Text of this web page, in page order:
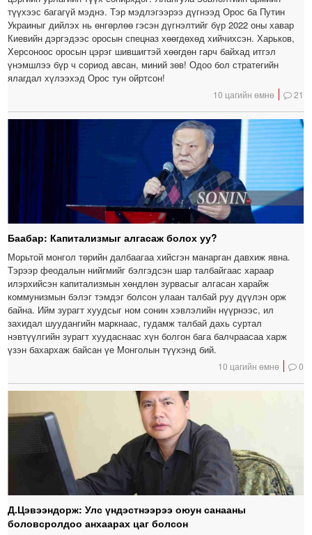
түүхээс багагүй мэднэ. Тэр мэдлэгээрээ дүгнээд Орос ба Путин
Украиныг дийлэх нь өнгөрлөө гэсэн дүгнэлтийг бүр 2022 оны хавар
Киевийн дэргэдээс оросын спецназ хөөгдөхөд хийчихсэн. Харьков,
Херсоноос оросын цэрэг шившигтэй хөөгдөн гарч байхад итгэл
үнэмшлээ бүр ч сориод авсан, миний зөв! Одоо бол стратегийн
ялагдал хүлээхэд Орос тун ойртсон!
10 цагийн өмнө 21
Баабар: Капитализмыг алгасаж болох уу?
Морьтой монгол төрийн далбаагаа хийсгэн манарган давхиж явна.
Тэрээр феодалын нийгмийг бэлгэдсэн шар талбайгаас хараар
илэрхийсэн капитализмын хөндлөн зурвасыг алгасан харайж
коммунизмын бэлэг тэмдэг болсон улаан талбай руу дүүлэн орж
байна. Ийм зурагт хуудсыг ном сонин хэвлэлийн нүүрнээс, ил
захидал шуудангийн маркнаас, гудамж талбай дахь суртал
нэвтүүлгийн зурагт хуудаснаас хүн болгон бага балчраасаа харж
үзэн бахархаж байсан үе Монголын түүхэнд бий.
10 цагийн өмнө 0
Д.Цэвээндорж: Улс үндэстнээрээ оюун санааны
боловсролдоо анхаарах цаг болсон